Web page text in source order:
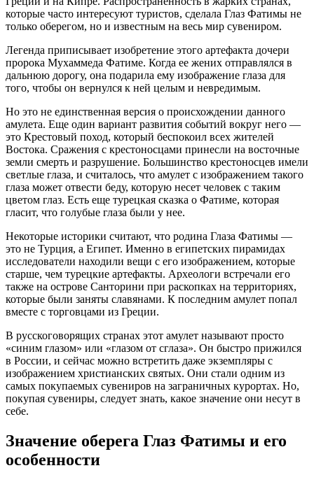
которые часто интересуют туристов, сделала Глаз Фатимы не
только оберегом, но и известным на весь мир сувениром.
Легенда приписывает изобретение этого артефакта дочери
пророка Мухаммеда Фатиме. Когда ее жених отправлялся в
дальнюю дорогу, она подарила ему изображение глаза для
того, чтобы он вернулся к ней целым и невредимым.
Но это не единственная версия о происхождении данного
амулета. Еще один вариант развития событий вокруг него —
это Крестовый поход, который беспокоил всех жителей
Востока. Сражения с крестоносцами принесли на восточные
земли смерть и разрушение. Большинство крестоносцев имели
светлые глаза, и считалось, что амулет с изображением такого
глаза может отвести беду, которую несет человек с таким
цветом глаз. Есть еще турецкая сказка о Фатиме, которая
гласит, что голубые глаза были у нее.
Некоторые историки считают, что родина Глаза Фатимы —
это не Турция, а Египет. Именно в египетских пирамидах
исследователи находили вещи с его изображением, которые
старше, чем турецкие артефакты. Археологи встречали его
также на острове Санторини при раскопках на территориях,
которые были заняты славянами. К последним амулет попал
вместе с торговцами из Греции.
В русскоговорящих странах этот амулет называют просто
«синим глазом» или «глазом от сглаза». Он быстро прижился
в России, и сейчас можно встретить даже экземпляры с
изображением христианских святых. Они стали одним из
самых покупаемых сувениров на заграничных курортах. Но,
покупая сувениры, следует знать, какое значение они несут в
себе.
Значение оберега Глаз Фатимы и его
особенности